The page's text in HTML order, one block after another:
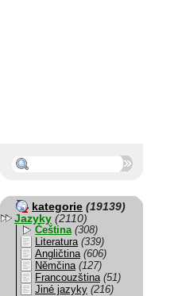
kategorie (19139)
Jazyky (2110)
Čeština (308)
Literatura (339)
Angličtina (606)
Němčina (127)
Francouzština (51)
Jiné jazyky (216)